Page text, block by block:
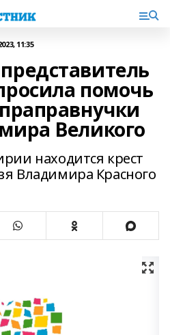
11:35
помочь
Великого
находится крест
Владимира Красного